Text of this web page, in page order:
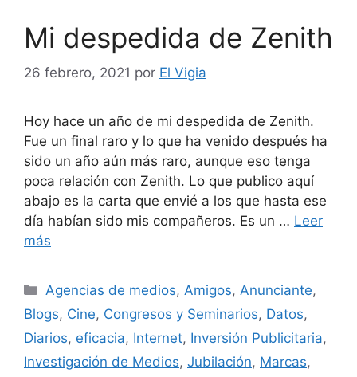
Mi despedida de Zenith
26 febrero, 2021 por El Vigia
Hoy hace un año de mi despedida de Zenith.
Fue un final raro y lo que ha venido después ha
sido un año aún más raro, aunque eso tenga
poca relación con Zenith. Lo que publico aquí
abajo es la carta que envié a los que hasta ese
día habían sido mis compañeros. Es un … Leer
más
Categorías
Agencias de medios,Amigos,Anunciante,
Blogs, Cine, Congresos y Seminarios, Datos,
Diarios, eficacia, Internet, Inversión Publicitaria,
Investigación de Medios, Jubilación, Marcas,